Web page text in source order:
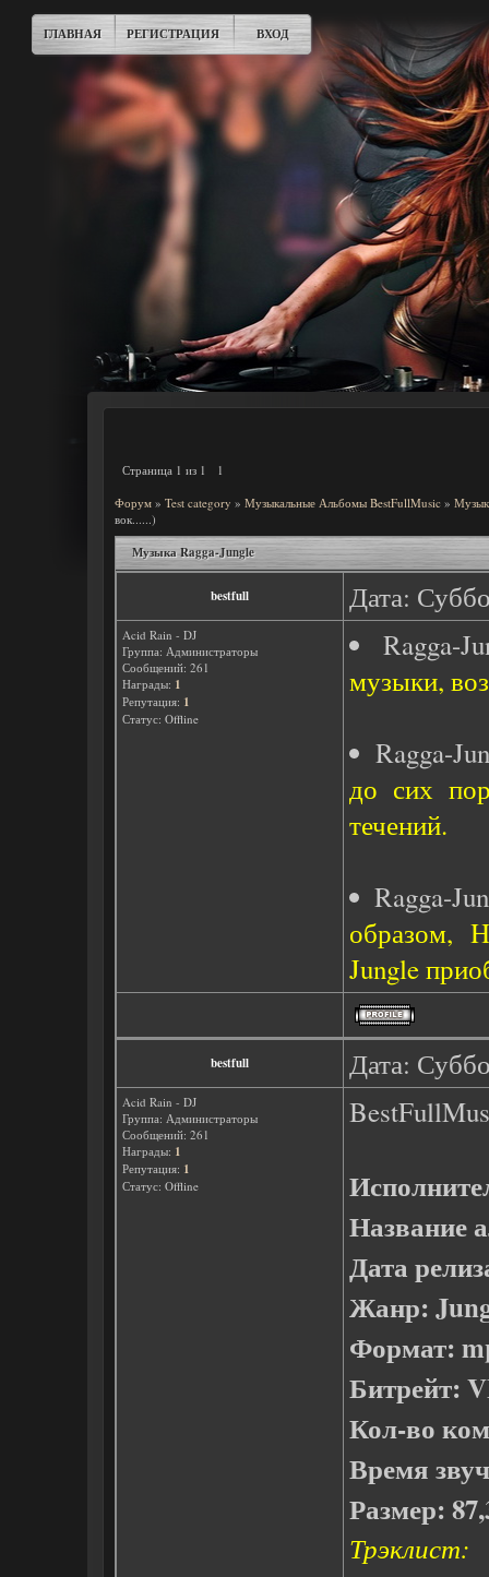
ГЛАВНАЯ РЕГИСТРАЦИЯ ВХОД
Страница 1 из 1
1
Форум » Test category » Музыкальные Альбомы BestFullMusic »
вок......)
Музыка Ragga-Jungle
bestfull Дата:
Acid Rain - DJ
Группа: Администраторы
Сообщений: 261
Награды: 1
Репутация: 1
Статус: Offline
Ragga-
музыки,
Ragga-
до сих
течений.
Ragga-
образом,
Jungle
bestfull Дата:
Acid Rain - DJ
Группа: Администраторы
Сообщений: 261
Награды: 1
Репутация: 1
Статус: Offline
Название
Дата
Жанр:
Формат:
Битрейт:
Кол-во
Время
Размер:
Трэклист: